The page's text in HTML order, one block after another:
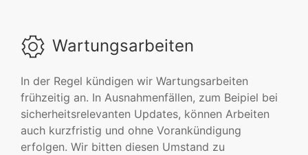
Wartungsarbeiten
In der Regel kündigen wir Wartungsarbeiten
frühzeitig an. In Ausnahmenfällen, zum Beipiel bei
sicherheitsrelevanten Updates, können Arbeiten
auch kurzfristig und ohne Vorankündigung
erfolgen. Wir bitten diesen Umstand zu